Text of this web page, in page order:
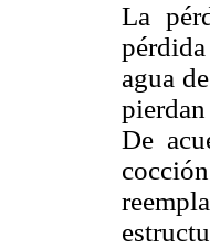
La
agua
De